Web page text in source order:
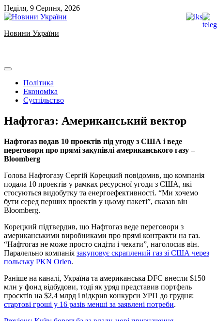
Skip
to
Неділя, 9 Серпня, 2026
Новини України
Політика
Економіка
Суспільство
Нафтогаз: Американський вектор
Нафтогаз подав 10 проектів під угоду з США і веде
переговори про прямі закупівлі американського газу –
Bloomberg
Голова Нафтогазу Сергій Корецкий повідомив, що компанія
подала 10 проектів у рамках ресурсної угоди з США, які
стосуються видобутку та енергоефективності. “Ми хочемо
бути серед перших проектів у цьому пакеті”, сказав він
Bloomberg.
Корецкий підтвердив, що Нафтогаз веде переговори з
американськими виробниками про прямі контракти на газ.
“Нафтогаз не може просто сидіти і чекати”, наголосив він.
Паралельно компанія закуповує скраплений газ зі США через
польську PKN Orlen.
Раніше на каналі, Україна та американська DFC внесли $150
млн у фонд відбудови, тоді як уряд представив портфель
проєктів на $2,4 млрд і відкрив конкурси УРП до грудня:
стартові гроші у 16 разів менші за заявлені потреби.